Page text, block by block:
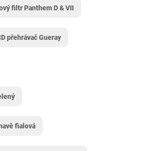
filtr Panthem D & VII
přehrávač Gueray
fialová